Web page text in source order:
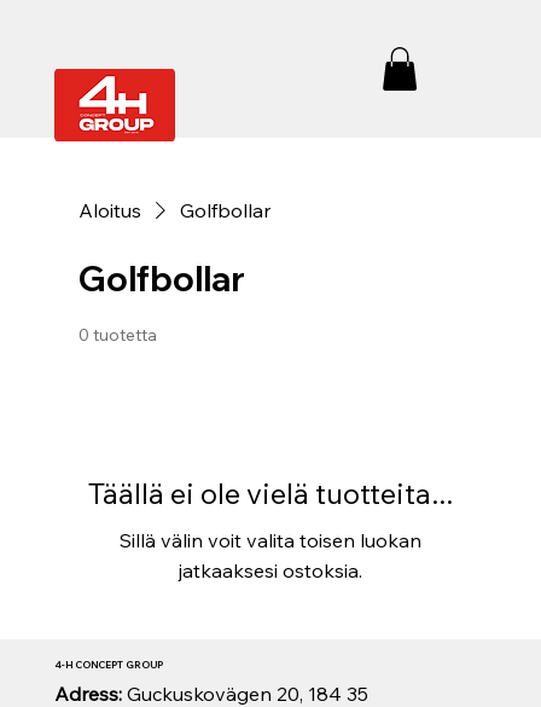
Aloitus Golfbollar
Golfbollar
0 tuotetta
Täällä ei ole vielä tuotteita...
Sillä välin voit valita toisen luokan
jatkaaksesi ostoksia.
Adress: Guckuskovägen 20, 184 35
4-H CONCEPT GROUP